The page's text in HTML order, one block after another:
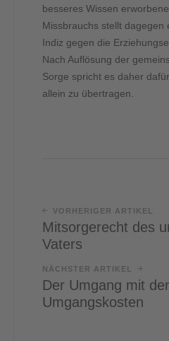
besseres Wissen
Missbrauchs stellt dagegen
Indiz gegen die
Nach Auflösung der
Sorge spricht es daher
allein zu übertragen.
VORHERIGER ARTIKEL
Mitsorgerecht des
Vaters
NÄCHSTER ARTIKEL
Der Umgang mit
Umgangskosten